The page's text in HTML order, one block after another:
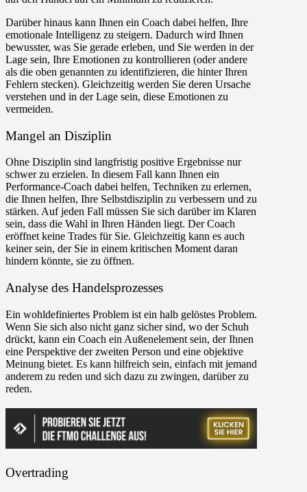
Darüber hinaus kann Ihnen ein Coach dabei helfen, Ihre
emotionale Intelligenz zu steigern. Dadurch wird Ihnen
bewusster, was Sie gerade erleben, und Sie werden in der
Lage sein, Ihre Emotionen zu kontrollieren (oder andere
als die oben genannten zu identifizieren, die hinter Ihren
Fehlern stecken). Gleichzeitig werden Sie deren Ursache
verstehen und in der Lage sein, diese Emotionen zu
vermeiden.
Mangel an Disziplin
Ohne Disziplin sind langfristig positive Ergebnisse nur
schwer zu erzielen. In diesem Fall kann Ihnen ein
Performance-Coach dabei helfen, Techniken zu erlernen,
die Ihnen helfen, Ihre Selbstdisziplin zu verbessern und zu
stärken. Auf jeden Fall müssen Sie sich darüber im Klaren
sein, dass die Wahl in Ihren Händen liegt. Der Coach
eröffnet keine Trades für Sie. Gleichzeitig kann es auch
keiner sein, der Sie in einem kritischen Moment daran
hindern könnte, sie zu öffnen.
Analyse des Handelsprozesses
Ein wohldefiniertes Problem ist ein halb gelöstes Problem.
Wenn Sie sich also nicht ganz sicher sind, wo der Schuh
drückt, kann ein Coach ein Außenelement sein, der Ihnen
eine Perspektive der zweiten Person und eine objektive
Meinung bietet. Es kann hilfreich sein, einfach mit jemand
anderem zu reden und sich dazu zu zwingen, darüber zu
reden.
Overtrading